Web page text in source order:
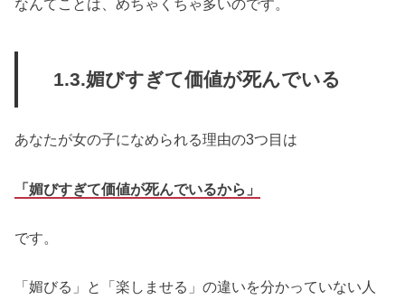
なんてことは、めちゃくちゃ多いのです。
1.3.媚びすぎて価値が死んでいる
あなたが女の子になめられる理由の3つ目は
「媚びすぎて価値が死んでいるから」
です。
「媚びる」と「楽しませる」の違いを分かっていない人